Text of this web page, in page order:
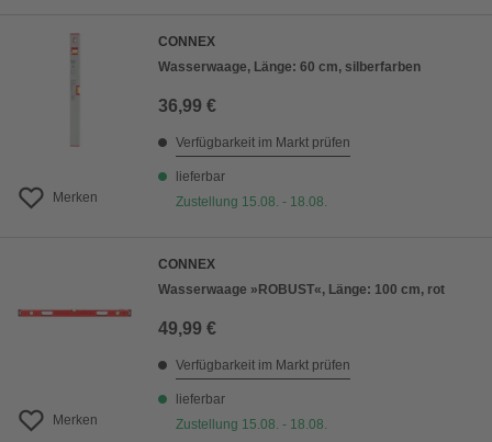
Merken
CONNEX
Wasserwaage, Länge: 60 cm, silberfarben
36,99 €
Verfügbarkeit im Markt prüfen
lieferbar
Zustellung 15.08. - 18.08.
Merken
CONNEX
Wasserwaage »ROBUST«, Länge: 100 cm, rot
49,99 €
Verfügbarkeit im Markt prüfen
lieferbar
Zustellung 15.08. - 18.08.